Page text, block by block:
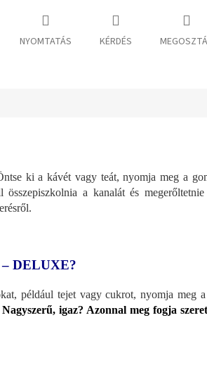
NYOMTATÁS KÉRDÉS
ki a kávét vagy teát, nyomja meg a
a kanalát és
DELUXE?
például tejet vagy cukrot, nyomja meg
Nagyszerű, igaz? Azonnal meg fogja